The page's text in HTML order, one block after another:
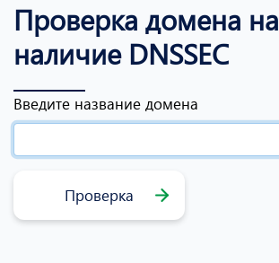
Проверка домена на
наличие DNSSEC
Введите название домена
Проверка